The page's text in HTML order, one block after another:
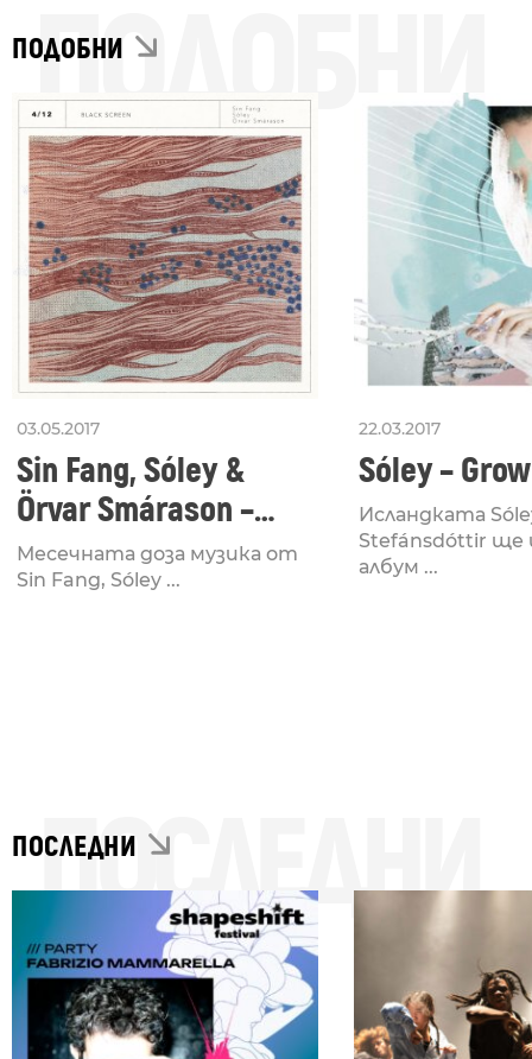
ПОДОБНИ
ПОДОБНИ
03.05.2017
Sin Fang, Sóley &
Örvar Smárason –
Blackscreen
Месечната доза музика от
Sin Fang, Sóley ...
22.03.2017
Sóley – Grow
Исландката
Stefánsdóttir ще
албум ...
ПОСЛЕДНИ
ПОСЛЕДНИ